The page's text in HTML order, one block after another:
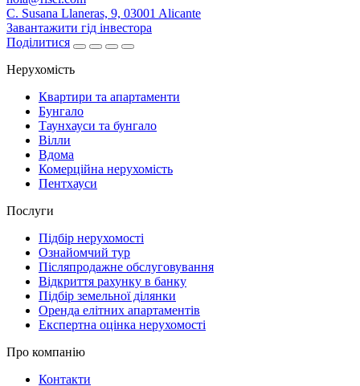
C. Susana Llaneras, 9, 03001 Alicante
Завантажити гід інвестора
Поділитися
Нерухомість
Квартири та апартаменти
Бунгало
Таунхауси та бунгало
Вілли
Вдома
Комерційна нерухомість
Пентхауси
Послуги
Підбір нерухомості
Ознайомчий тур
Післяпродажне обслуговування
Відкриття рахунку в банку
Підбір земельної ділянки
Оренда елітних апартаментів
Експертна оцінка нерухомості
Про компанію
Контакти